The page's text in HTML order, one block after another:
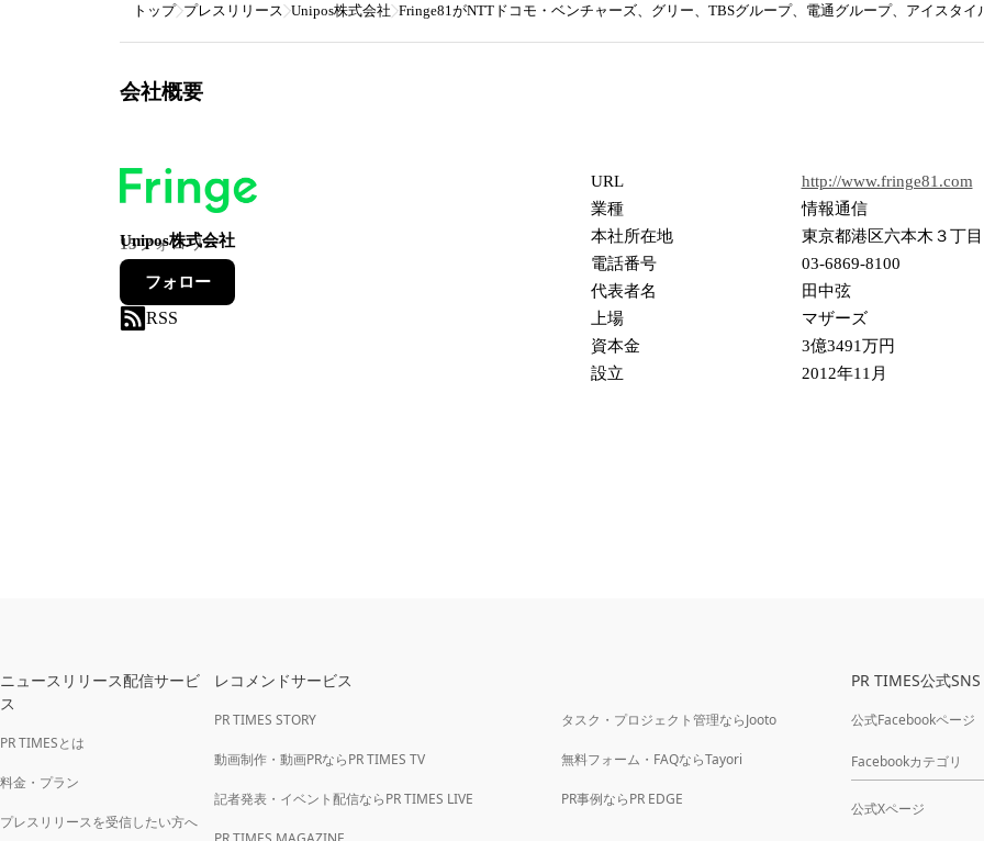
トップ プレスリリース Unipos株式会社 Fringe81がNTTドコモ・ベンチャーズ、グリー、TBSグループ、電通グループ、アイスタ
会社概要
Unipos株式会社
15フォロワー
フォロー
RSS
URL
http://www.fringe81.com
業種
情報通信
本社所在地
東京都港区六本木３丁
電話番号
03-6869-8100
代表者名
田中弦
上場
マザーズ
資本金
3億3491万円
設立
2012年11月
ニュースリリース配信サービ
ス
PR TIMESとは
料金・プラン
プレスリリースを受信したい方へ
レコメンドサービス
PR TIMES STORY
動画制作・動画PRならPR TIMES TV
記者発表・イベント配信ならPR TIMES LIVE
タスク・プロジェクト管理ならJooto
無料フォーム・FAQならTayori
PR事例ならPR EDGE
PR TIMES公式SNS
公式Facebookページ
Facebookカテゴリ
公式Xページ